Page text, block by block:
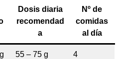
Dosis diaria
recomendad
a
Nº de
comidas
al día
55 – 75 g 4